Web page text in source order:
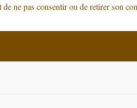
ne pas consentir ou de retirer son